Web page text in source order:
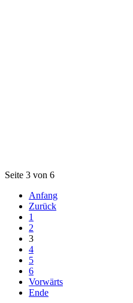
Seite 3 von 6
Anfang
Zurück
1
2
3
4
5
6
Vorwärts
Ende